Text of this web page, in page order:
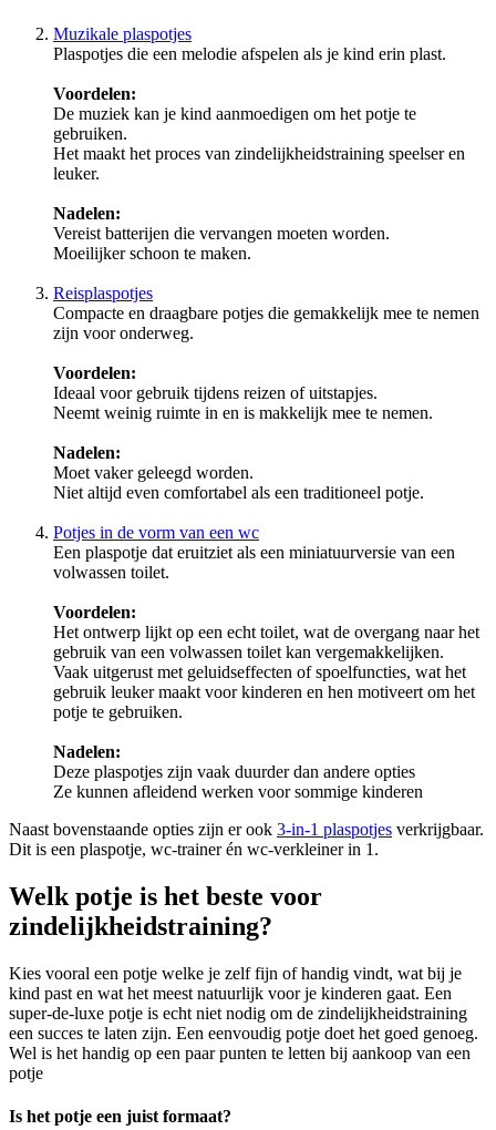
Muzikale plaspotjes
Plaspotjes die een melodie afspelen als je kind erin plast.
Voordelen:
De muziek kan je kind aanmoedigen om het potje te
gebruiken.
Het maakt het proces van zindelijkheidstraining speelser en
leuker.
Nadelen:
Vereist batterijen die vervangen moeten worden.
Moeilijker schoon te maken.
Reisplaspotjes
Compacte en draagbare potjes die gemakkelijk mee te nemen
zijn voor onderweg.
Voordelen:
Ideaal voor gebruik tijdens reizen of uitstapjes.
Neemt weinig ruimte in en is makkelijk mee te nemen.
Nadelen:
Moet vaker geleegd worden.
Niet altijd even comfortabel als een traditioneel potje.
Potjes in de vorm van een wc
Een plaspotje dat eruitziet als een miniatuurversie van een
volwassen toilet.
Voordelen:
Het ontwerp lijkt op een echt toilet, wat de overgang naar het
gebruik van een volwassen toilet kan vergemakkelijken.
Vaak uitgerust met geluidseffecten of spoelfuncties, wat het
gebruik leuker maakt voor kinderen en hen motiveert om het
potje te gebruiken.
Nadelen:
Deze plaspotjes zijn vaak duurder dan andere opties
Ze kunnen afleidend werken voor sommige kinderen
Naast bovenstaande opties zijn er ook 3-in-1 plaspotjes verkrijgbaar.
Dit is een plaspotje, wc-trainer én wc-verkleiner in 1.
Welk potje is het beste voor
zindelijkheidstraining?
Kies vooral een potje welke je zelf fijn of handig vindt, wat bij je
kind past en wat het meest natuurlijk voor je kinderen gaat. Een
super-de-luxe potje is echt niet nodig om de zindelijkheidstraining
een succes te laten zijn. Een eenvoudig potje doet het goed genoeg.
Wel is het handig op een paar punten te letten bij aankoop van een
potje
Is het potje een juist formaat?